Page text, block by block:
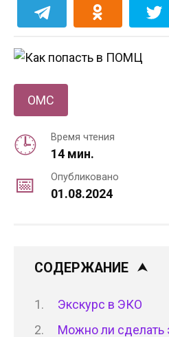
ОМС
Время чтения
14 мин.
Опубликовано
01.08.2024
СОДЕРЖАНИЕ
Экскурс в ЭКО
Можно ли сделать